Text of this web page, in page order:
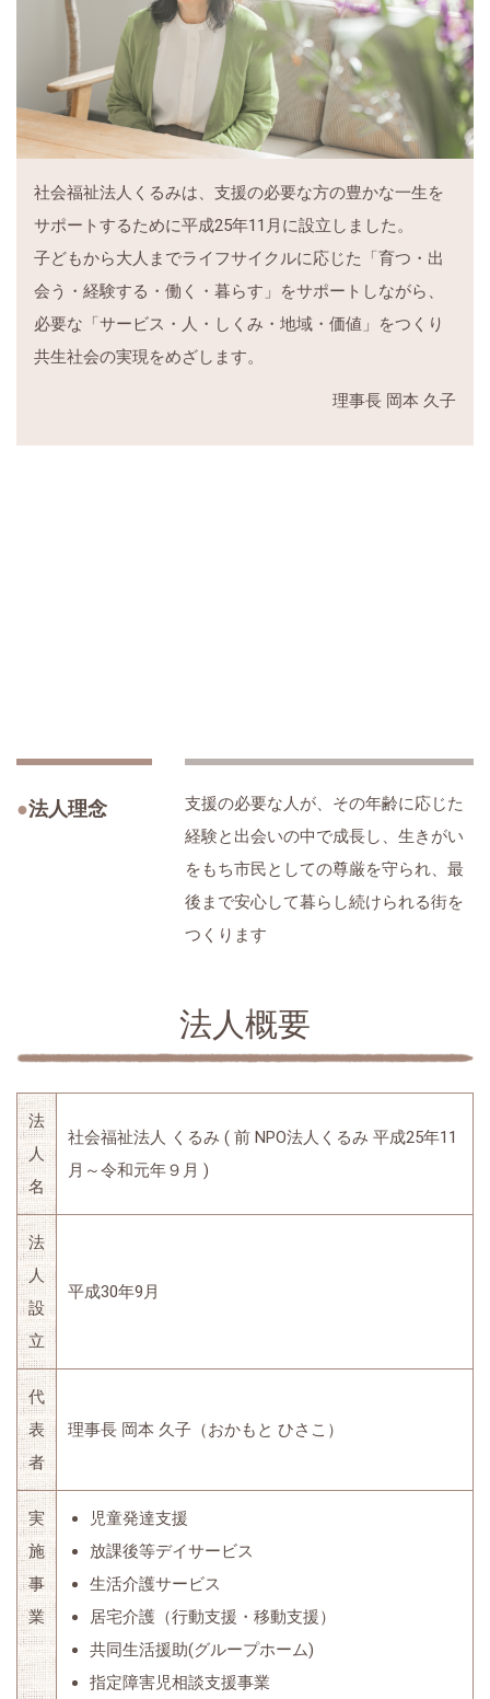
社会福祉法人くるみは、支援の必要な方の豊かな一生を
サポートするために平成25年11月に設立しました。
子どもから大人までライフサイクルに応じた「育つ・出
会う・経験する・働く・暮らす」をサポートしながら、
必要な「サービス・人・しくみ・地域・価値」をつくり
共生社会の実現をめざします。
理事長 岡本 久子
インタビュー「その人らしく生きてほしい思い」か
ら始まった。目指すのは関わり合いをサポートでき
る場所
り」に向けて。地域課題に挑戦し続ける想いとは
法人理念
支援の必要な人が、その年齢に応じた
経験と出会いの中で成長し、生きがい
をもち市民としての尊厳を守られ、最
後まで安心して暮らし続けられる街を
つくります
法人概要
法
人
名
社会福祉法人 くるみ ( 前 NPO法人くるみ 平成25年11
月～令和元年９月 )
法
人
設
立
平成30年9月
代
表
者
理事長 岡本 久子（おかもと ひさこ）
実
施
事
業
児童発達支援
放課後等デイサービス
生活介護サービス
居宅介護（行動支援・移動支援）
共同生活援助(グループホーム)
指定障害児相談支援事業